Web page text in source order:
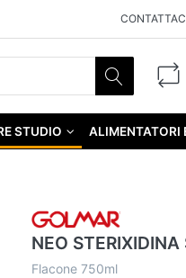
STUDIO ALIMENTATORI
NEO STERIXIDINA
Flacone 750ml